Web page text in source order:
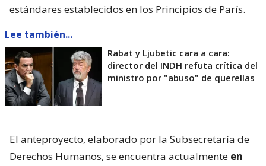
estándares establecidos en los Principios de París.
Lee también...
Rabat y Ljubetic cara a cara:
director del INDH refuta crítica del
ministro por "abuso" de querellas
El anteproyecto, elaborado por la Subsecretaría de
Derechos Humanos, se encuentra actualmente en